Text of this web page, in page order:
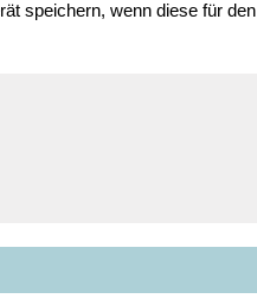
speichern, wenn diese für den